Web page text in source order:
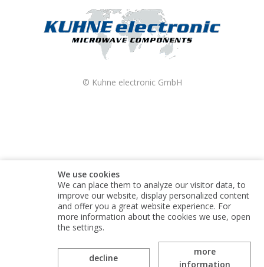
© Kuhne electronic GmbH
Kuhne electronic GmbH is part of the Alaris Holdings
We use cookies
We can place them to analyze our visitor data, to
improve our website, display personalized content
and offer you a great website experience. For
more information about the cookies we use, open
the settings.
decline
more
information